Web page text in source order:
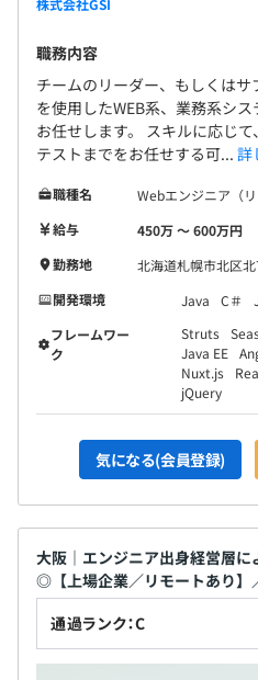
職務内容
チームのリーダー、もしくは
を使用したWEB系、業務系シ
お任せします。 スキルに応じて
テストまでをお任せする可... 詳
職種名
Webエンジニア（
給与
450万 〜 600万円
勤務地
北海道札幌市北区
開発環境
Java C＃
フレームワー
ク
Struts
Java EE
Nuxt.js
jQuery
気になる(会員登録)
大阪｜エンジニア出身経営層
◎【上場企業／リモートあり】
通過ランク：C